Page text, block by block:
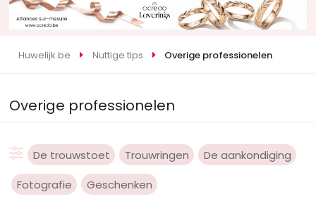
Huwelijk.be Nuttige tips Overige professionelen
Overige professionelen
De trouwstoet Trouwringen De aankondiging
Fotografie Geschenken